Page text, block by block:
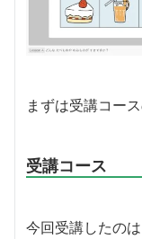
まずは受講コー
受講コース
今回受講したの